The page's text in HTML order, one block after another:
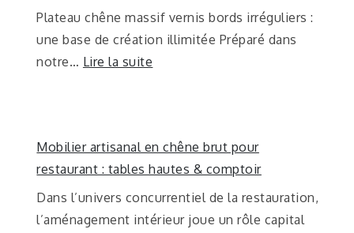
Plateau chêne massif vernis bords irréguliers :
une base de création illimitée Préparé dans
notre… Lire la suite
Mobilier artisanal en chêne brut pour
restaurant : tables hautes & comptoir
Dans l’univers concurrentiel de la restauration,
l’aménagement intérieur joue un rôle capital